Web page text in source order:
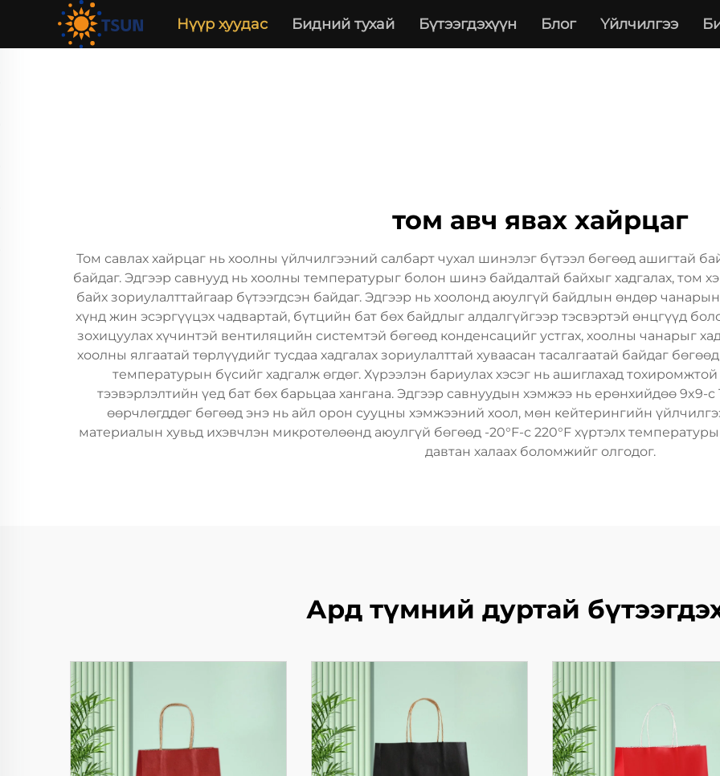
Нүүр хуудас Бидний тухай Бүтээгдэхүүн Блог Үйлчилгээ
том авч явах хайрцаг
Том савлах хайрцаг нь хоолны үйлчилгээний салбарт чухал шинэлэг бүтээл бөгөөд ашигтай
байдаг. Эдгээр савнууд нь хоолны температурыг болон шинэ байдалтай байхыг хадгалах, том
байх зориулалттайгаар бүтээгдсэн байдаг. Эдгээр нь хоолонд аюулгүй байдлын өндөр
хүнд жин эсэргүүцэх чадвартай, бүтцийн бат бөх байдлыг алдалгүйгээр тэсвэртэй өнцгүүд
зохицуулах хүчинтэй вентиляцийн системтэй бөгөөд конденсацийг устгах, хоолны чанарыг
хоолны ялгаатай төрлүүдийг тусдаа хадгалах зориулалттай хуваасан тасалгаатай байдаг
температурын бүсийг хадгалж өгдөг. Хүрээлэн бариулах хэсэг нь ашиглахад
тээвэрлэлтийн үед бат бөх барьцаа хангана. Эдгээр савнуудын хэмжээ нь ерөнхийдөө 9x9-с
өөрчлөгддөг бөгөөд энэ нь айл орон сууцны хэмжээний хоол, мөн кейтерингийн
материалын хувьд ихэвчлэн микротөлөөнд аюулгүй бөгөөд -20°F-с 220°F хүртэлх
давтан халаах боломжийг олгодог.
Ард түмний дуртай